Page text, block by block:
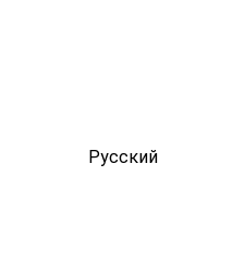
Русский